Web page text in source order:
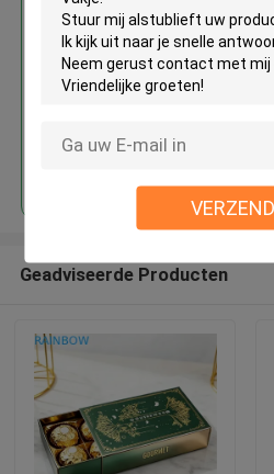
van de
de
Geadviseerde Producten